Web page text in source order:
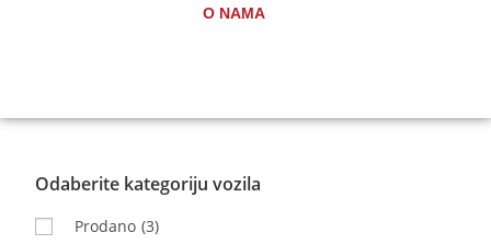
O NAMA
Odaberite kategoriju vozila
Prodano (3)